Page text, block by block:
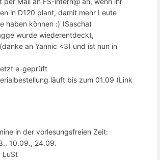
in D120 plant, damit mehr Leute
haben können :) (Sascha)
wurde wiederentdeckt,
an Yannic <3) und ist nun in
e-geprüft
läuft bis zum 01.09 (Link
in der vorlesungsfreien Zeit:
10.09., 24.09.
LuSt